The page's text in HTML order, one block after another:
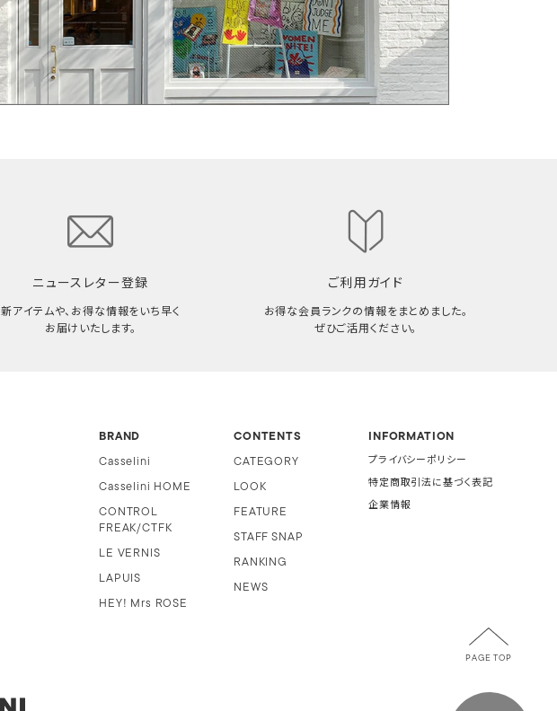
ニュースレター登録
新アイテムや、お得な情報をいち早く
お届けいたします。
ご利用ガイド
お得な会員ランクの情報をまとめました。
ぜひご活用ください。
BRAND
Casselini
Casselini HOME
CONTROL
FREAK/CTFK
LE VERNIS
LAPUIS
HEY! Mrs ROSE
CONTENTS
CATEGORY
LOOK
FEATURE
STAFF SNAP
RANKING
NEWS
INFORMATION
プライバシーポリシー
特定商取引法に基づく表記
企業情報
PAGE TOP